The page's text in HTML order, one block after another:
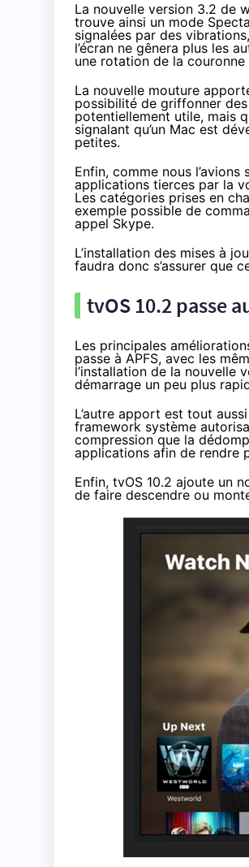
La nouvelle version 3.2 de
trouve ainsi un mode
signalées par des
l’écran ne gênera plus les
une rotation de la couronne
La nouvelle mouture
possibilité de griffonner
potentiellement utile, mais
signalant qu’un Mac est
petites.
Enfin, comme nous l’avions
applications tierces par la
Les catégories prises en
exemple possible de
appel Skype.
L’installation des mises à
faudra donc s’assurer que
tvOS 10.2 passe
Les principales
passe à APFS, avec les
l’installation de la nouvelle
démarrage un peu plus
L’autre apport est tout
framework système
compression que la
applications afin de rendre
Enfin, tvOS 10.2 ajoute un
de faire descendre ou